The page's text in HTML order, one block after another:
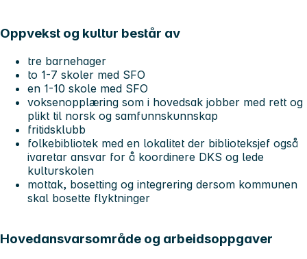
Oppvekst og kultur består av
tre barnehager
to 1-7 skoler med SFO
en 1-10 skole med SFO
voksenopplæring som i hovedsak jobber med rett og
plikt til norsk og samfunnskunnskap
fritidsklubb
folkebibliotek med en lokalitet der biblioteksjef også
ivaretar ansvar for å koordinere DKS og lede
kulturskolen
mottak, bosetting og integrering dersom kommunen
skal bosette flyktninger
Hovedansvarsområde og arbeidsoppgaver